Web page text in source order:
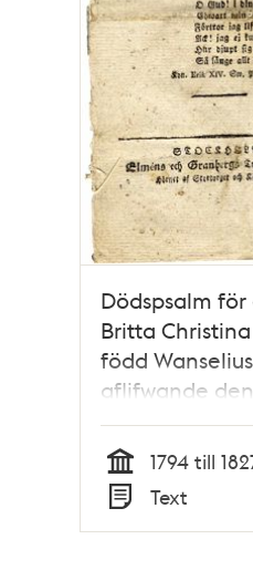
Dödspsalm för
Britta
född
aflifwande den
jemte en korrt
sjelf meddelad
underrättelse
förnämsta
Tid
1794 till
Typ
Text